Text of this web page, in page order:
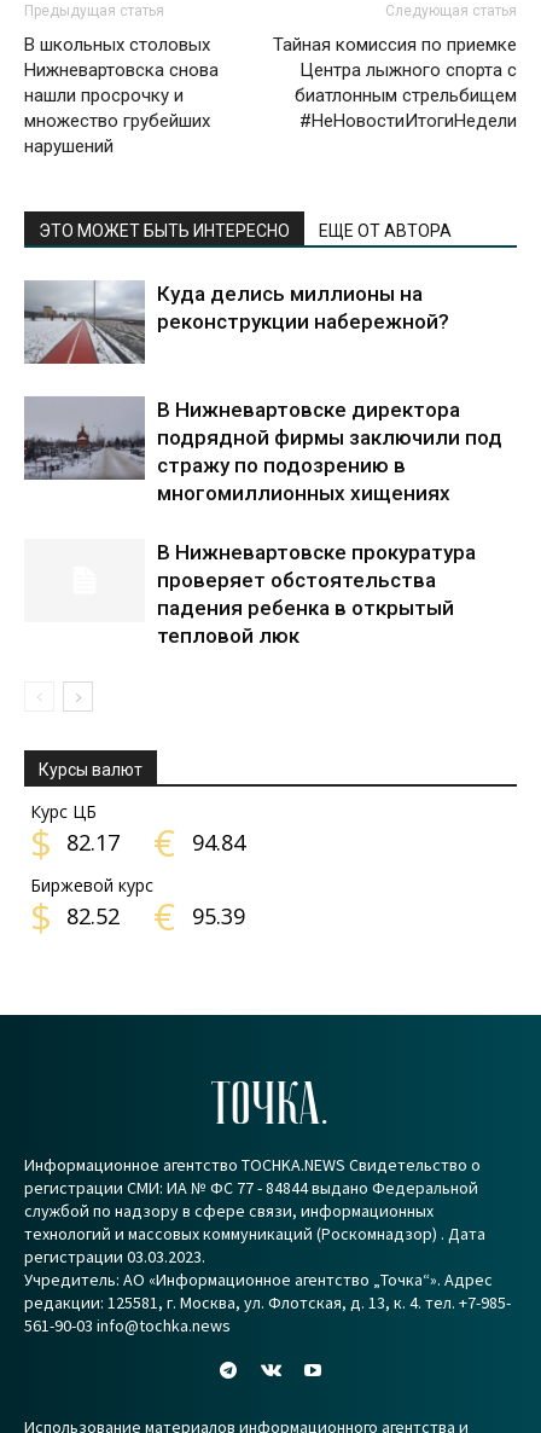
Предыдущая статья
В школьных столовых
Нижневартовска снова
нашли просрочку и
множество грубейших
нарушений
Следующая статья
Тайная комиссия по приемке
Центра лыжного спорта с
биатлонным стрельбищем
#НеНовостиИтогиНедели
ЭТО МОЖЕТ БЫТЬ ИНТЕРЕСНО ЕЩЕ ОТ АВТОРА
Куда делись миллионы на
реконструкции набережной?
В Нижневартовске директора
подрядной фирмы заключили под
стражу по подозрению в
многомиллионных хищениях
В Нижневартовске прокуратура
проверяет обстоятельства
падения ребенка в открытый
тепловой люк
Курсы валют
Курс ЦБ
$ 82.17 € 94.84
Биржевой курс
$ 82.52 € 95.39
ТОЧКА.
Информационное агентство TOCHKA.NEWS Свидетельство о
регистрации СМИ: ИА № ФС 77 - 84844 выдано Федеральной
службой по надзору в сфере связи, информационных
технологий и массовых коммуникаций (Роскомнадзор) . Дата
регистрации 03.03.2023.
Учредитель: АО «Информационное агентство „Точка“». Адрес
редакции: 125581, г. Москва, ул. Флотская, д. 13, к. 4. тел. +7-985-
561-90-03 info@tochka.news
Использование материалов информационного агентства и